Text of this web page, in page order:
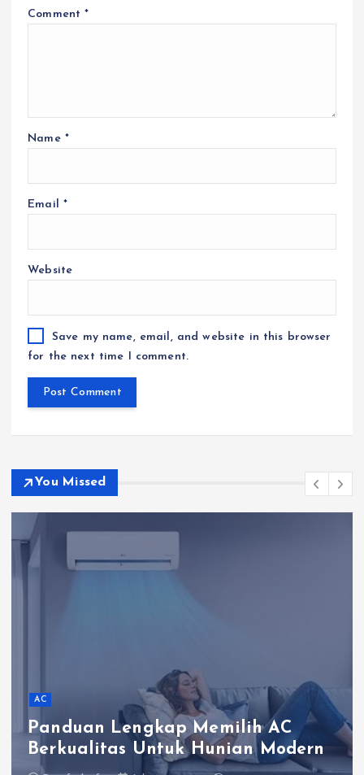
Comment*
Name *
Email *
Website
Save my name, email, and website in this browser
for the next time I comment.
You Missed
AC
Panduan Lengkap Memilih AC
Berkualitas Untuk Hunian Modern